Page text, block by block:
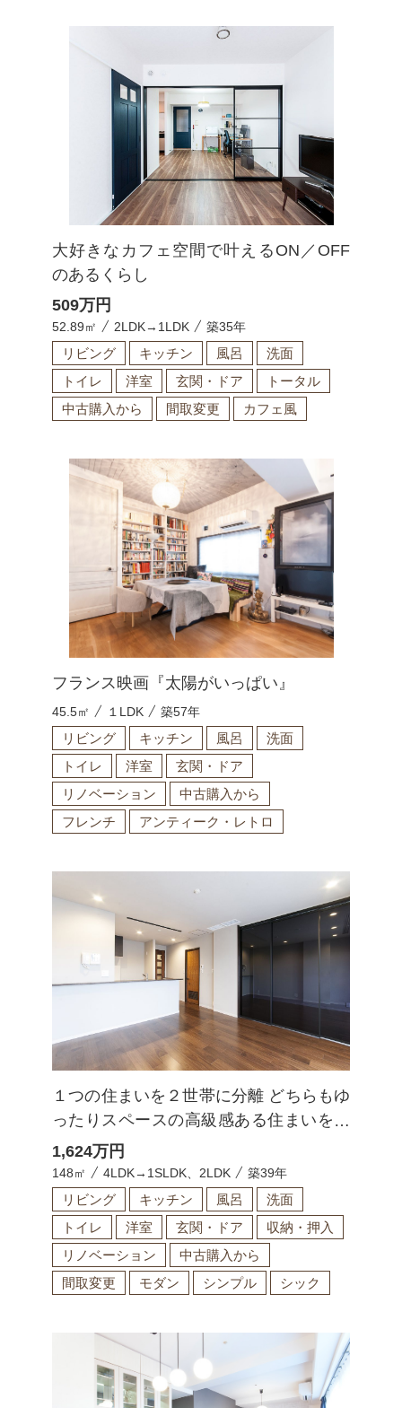
大好きなカフェ空間で叶えるON／OFF
のあるくらし
509万円
52.89㎡ 2LDK→1LDK 築35年
リビング キッチン 風呂
洗面
トイレ
洋室 玄関・ドア
トータル
中古購入から
間取変更 カフェ風
フランス映画『太陽がいっぱい』
45.5㎡ １LDK 築57年
リビング キッチン 風呂
洗面
トイレ
洋室
玄関・ドア
リノベーション
中古購入から
フレンチ
アンティーク・レトロ
１つの住まいを２世帯に分離 どちらもゆ
ったりスペースの高級感ある住まいを実
現
1,624万円
148㎡ 4LDK→1SLDK、2LDK 築39年
リビング キッチン 風呂
洗面
トイレ
洋室 玄関・ドア
収納・押入
リノベーション
中古購入から
間取変更
モダン シンプル シック